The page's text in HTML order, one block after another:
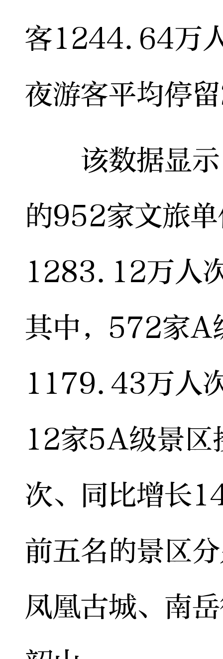
客1244.64万
夜游客平均停
该数据显示
的952家文旅
1283.12万人
其中，572家A
1179.43万人
12家5A级景
次、同比增长
前五名的景区
凤凰古城、南